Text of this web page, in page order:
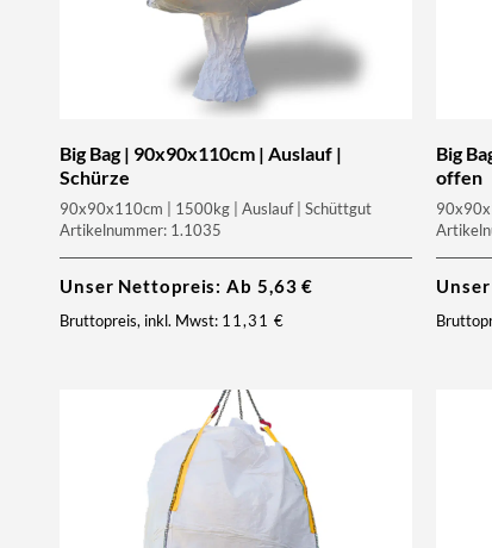
Big Bag | 90x90x110cm | Auslauf |
Schürze
90x90x110cm | 1500kg | Auslauf | Schüttgut
Artikelnummer: 1.1035
Unser Nettopreis: Ab 5,63€
Bruttopreis, inkl. Mwst: 11,31 €
Big
offen